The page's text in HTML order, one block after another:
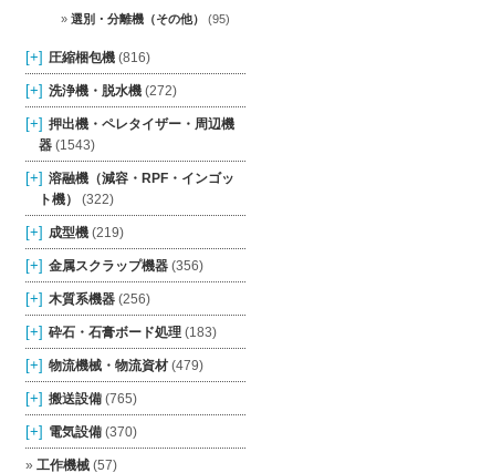
選別・分離機（その他） (95)
[+] 圧縮梱包機(816)
[+] 洗浄機・脱水機(272)
[+] 押出機・ペレタイザー・周辺機
器(1543)
[+] 溶融機（減容・RPF・インゴッ
ト機）
(322)
[+] 成型機(219)
[+] 金属スクラップ機器(356)
[+] 木質系機器(256)
[+] 砕石・石膏ボード処理(183)
[+] 物流機械・物流資材(479)
[+] 搬送設備(765)
[+] 電気設備(370)
工作機械(57)